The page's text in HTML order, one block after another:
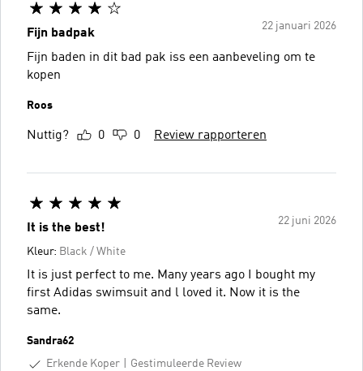
22 januari 2026
Fijn badpak
Fijn baden in dit bad pak iss een aanbeveling om te
kopen
Roos
Nuttig? 0 0 Review rapporteren
22 juni 2026
It is the best!
Kleur: Black / White
It is just perfect to me. Many years ago I bought my
first Adidas swimsuit and l loved it. Now it is the
same.
Sandra62
Erkende Koper
Gestimuleerde Review